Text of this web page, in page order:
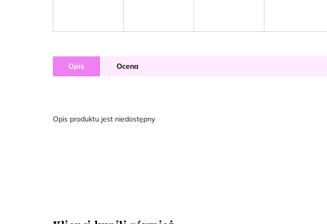
Opis Ocena
Opis produktu jest niedostępny